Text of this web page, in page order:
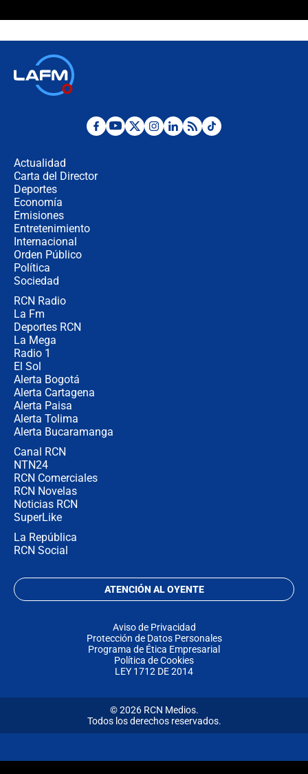
Desde dermatitis hasta infecciones:
Actualidad
Carta del Director
Deportes
Economía
Emisiones
Entretenimiento
Internacional
Orden Público
Política
Sociedad
RCN Radio
La Fm
Deportes RCN
La Mega
Radio 1
El Sol
Alerta Bogotá
Alerta Cartagena
Alerta Paisa
Alerta Tolima
Alerta Bucaramanga
Canal RCN
NTN24
RCN Comerciales
RCN Novelas
Noticias RCN
SuperLike
La República
RCN Social
ATENCIÓN AL OYENTE
Aviso de Privacidad
Protección de Datos Personales
Programa de Ética Empresarial
Política de Cookies
LEY 1712 DE 2014
© 2026 RCN Medios.
Todos los derechos reservados.